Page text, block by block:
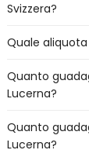
Svizzera?
Quale aliquota
Quanto
Lucerna?
Quanto
Lucerna?